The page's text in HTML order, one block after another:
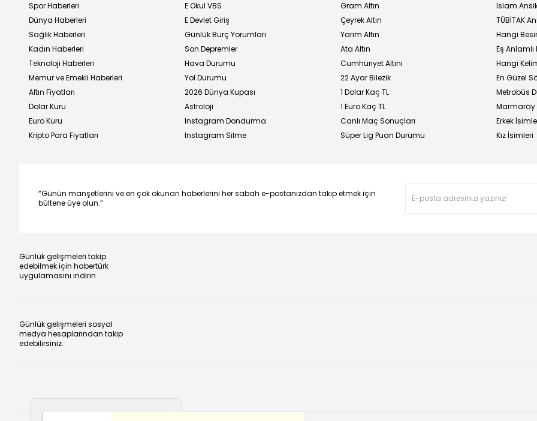
Spor Haberleri
Dünya Haberleri
Sağlık Haberleri
Kadın Haberleri
Teknoloji Haberleri
Memur ve Emekli Haberleri
Altın Fiyatları
Dolar Kuru
Euro Kuru
Kripto Para Fiyatları
E Okul VBS
E Devlet Giriş
Günlük Burç Yorumları
Son Depremler
Hava Durumu
Yol Durumu
2026 Dünya Kupası
Astroloji
Instagram Dondurma
Instagram Silme
Gram Altın
Çeyrek Altın
Yarım Altın
Ata Altın
Cumhuriyet Altını
22 Ayar Bilezik
1 Dolar Kaç TL
1 Euro Kaç TL
Canlı Maç Sonuçları
Süper Lig Puan Durumu
İslam
TÜBİTAK
Hangi
Eş
Hangi
En Güzel
Metrobüs
Marmaray
Erkek
Kız İsimleri
“Günün manşetlerini ve en çok okunan haberlerini her sabah e-postanızdan takip etmek için
bültene üye olun.”
Günlük gelişmeleri takip
edebilmek için habertürk
uygulamasını indirin
Günlük gelişmeleri sosyal
medya hesaplarından takip
edebilirsiniz.